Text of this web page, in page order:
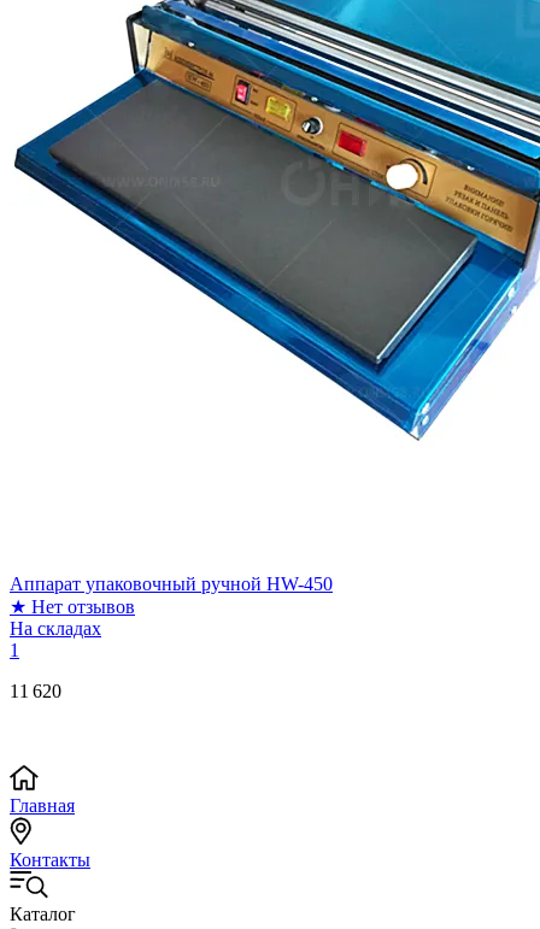
Аппарат упаковочный ручной HW-450
★ Нет отзывов
На складах
1
11 620
Главная
Контакты
Каталог